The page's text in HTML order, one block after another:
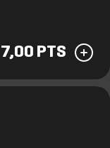
7,00 PTS